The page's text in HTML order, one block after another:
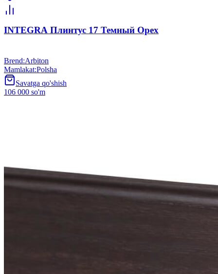
INTEGRA Плинтус 17 Темный Орех
Brend:Arbiton
Mamlakat:Polsha
Savatga qo'shish
106 000 so'm